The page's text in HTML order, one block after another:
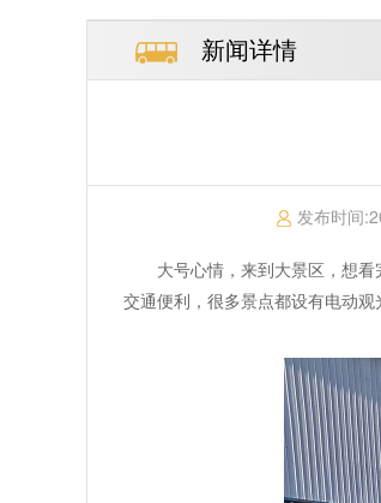
新闻详情
发布时间:
大号心情，来到大景区，想
交通便利，很多景点都设有电动观